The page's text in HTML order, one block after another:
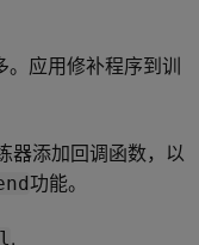
。应用修补程序到训
器添加回调函数，以
功能。
.